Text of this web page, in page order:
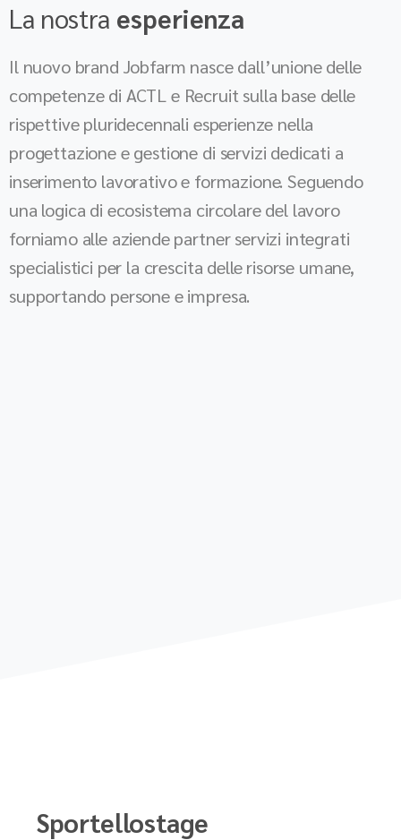
La nostra esperienza
Il nuovo brand Jobfarm nasce dall’unione delle
competenze di ACTL e Recruit sulla base delle
rispettive pluridecennali esperienze nella
progettazione e gestione di servizi dedicati a
inserimento lavorativo e formazione. Seguendo
una logica di ecosistema circolare del lavoro
forniamo alle aziende partner servizi integrati
specialistici per la crescita delle risorse umane,
supportando persone e impresa.
Sportellostage